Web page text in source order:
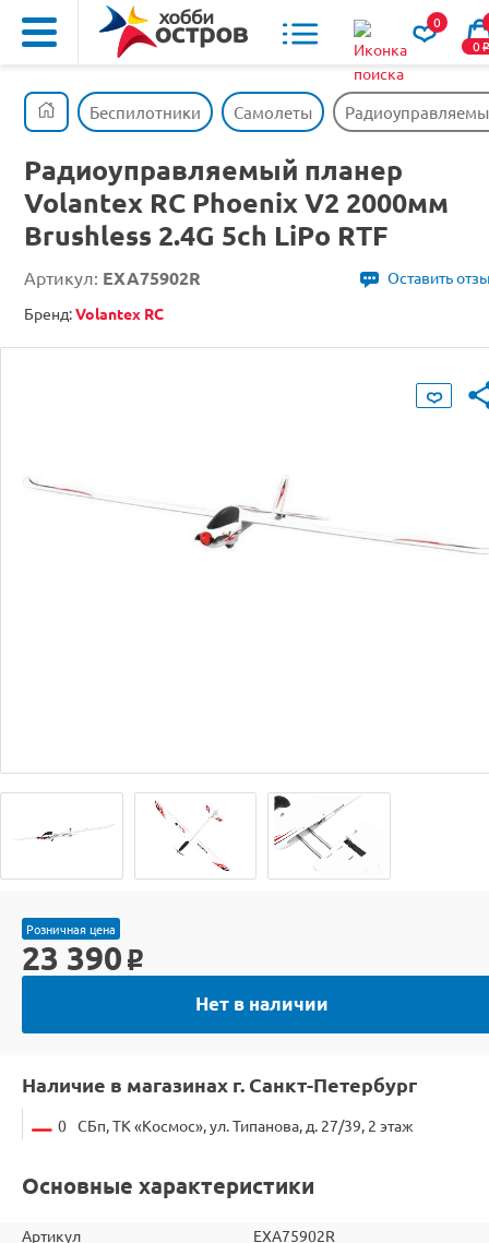
0
0o
Беспилотники Самолеты
Радиоуправляемый планер
Volantex RC Phoenix V2 2000мм
Brushless 2.4G 5ch LiPo RTF
Артикул: EXA75902R
Оставить
Бренд:Volantex RC
Розничная цена
23 390 o
Нет в наличии
Наличие в магазинах г. Санкт-Петербург
0 СБп, ТК «Космос», ул. Типанова, д. 27/39, 2 этаж
Основные характеристики
Артикул
EXA75902R